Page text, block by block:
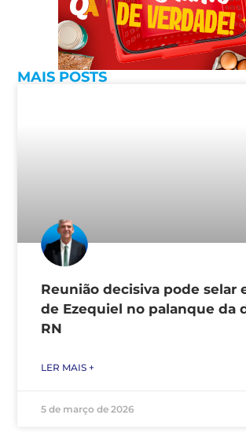
MAIS POSTS
Reunião decisiva pode selar
de Ezequiel no palanque da
RN
LER MAIS +
5 de março de 2026